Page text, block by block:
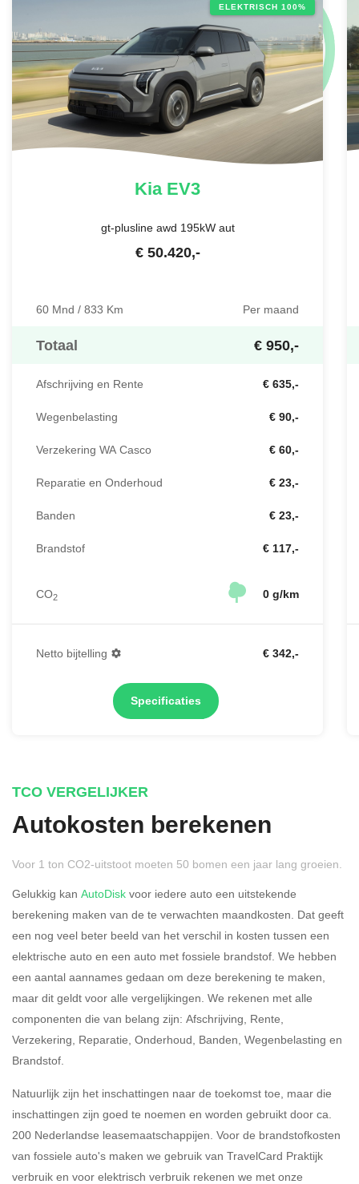
ELEKTRISCH 100%
KiaEV3
gt-plusline awd 195kW aut
€ 50.420,-
60 Mnd / 833 Km Per maand
Totaal € 950,-
Afschrijving en Rente € 635,-
Wegenbelasting € 90,-
Verzekering WA Casco € 60,-
Reparatie en Onderhoud € 23,-
Banden € 23,-
Brandstof € 117,-
CO2 0 g/km
Netto bijtelling € 342,-
Specificaties
Rijdt u meer dan 500
kilometer privé?
Ja Nee
Belastingspercentage
37,07% (Belastbaar tot €
69.399,- )
Eigen bijdrage
TCO VERGELIJKER
Autokosten berekenen
Voor 1 ton CO2-uitstoot moeten 50 bomen een jaar lang groeien.
Gelukkig kan AutoDisk voor iedere auto een uitstekende
berekening maken van de te verwachten maandkosten. Dat geeft
een nog veel beter beeld van het verschil in kosten tussen een
elektrische auto en een auto met fossiele brandstof. We hebben
een aantal aannames gedaan om deze berekening te maken,
maar dit geldt voor alle vergelijkingen. We rekenen met alle
componenten die van belang zijn: Afschrijving, Rente,
Verzekering, Reparatie, Onderhoud, Banden, Wegenbelasting en
Brandstof.
Natuurlijk zijn het inschattingen naar de toekomst toe, maar die
inschattingen zijn goed te noemen en worden gebruikt door ca.
200 Nederlandse leasemaatschappijen. Voor de brandstofkosten
van fossiele auto's maken we gebruik van TravelCard Praktijk
verbruik en voor elektrisch verbruik rekenen we met onze